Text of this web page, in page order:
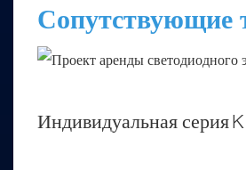
Сопутствующие
Индивидуальная серия